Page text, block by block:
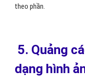
theo phần.
5. Quảng
dạng hình